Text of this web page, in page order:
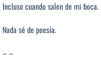
Incluso cuando salen de mi boca.
Nada sé de poesía.
– –